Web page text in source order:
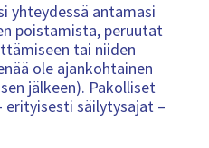
yhteydessä antamasi
poistamista, peruutat
tai niiden
ole ajankohtainen
jälkeen). Pakolliset
erityisesti säilytysajat –